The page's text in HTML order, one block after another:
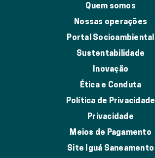
Quem somos
Nossas operações
Portal Socioambiental
Sustentabilidade
Inovação
Ética e Conduta
Política de Privacidade
Privacidade
Meios de Pagamento
Site Iguá Saneamento